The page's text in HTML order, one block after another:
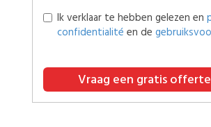
Ik verklaar te hebben gelezen en
confidentialité en de
Vraag een gratis